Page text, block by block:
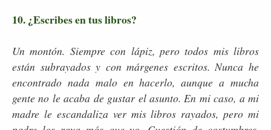
10. ¿Escribes en tus libros?
Un montón. Siempre con lápiz, pero todos mis libros
están subrayados y con márgenes escritos. Nunca he
encontrado nada malo en hacerlo, aunque a mucha
gente no le acaba de gustar el asunto. En mi caso, a mi
madre le escandaliza ver mis libros rayados, pero mi